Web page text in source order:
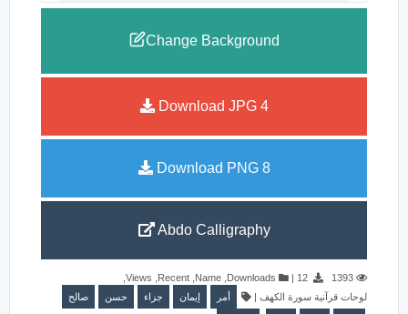
Change Background
Download JPG 4
Download PNG 8
Abdo Calligraphy
1393
12
|
Downloads
,
Name
,
Recent
,
Views
,
لوحات قرآنية سورة الكهف | أمر إيمان جزاء حسن صالح